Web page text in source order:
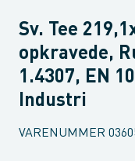
Sv. Tee
opkravede,
1.4307, EN
Industri
VARENUMMER